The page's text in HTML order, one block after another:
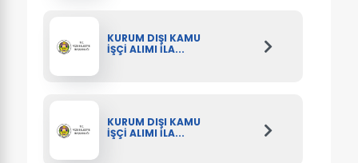
KURUM DIŞI KAMU
İŞÇİ ALIMI İLA...
KURUM DIŞI KAMU
İŞÇİ ALIMI İLA...